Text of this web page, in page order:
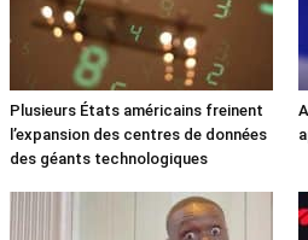
Plusieurs États américains freinent
l’expansion des centres de données
des géants technologiques